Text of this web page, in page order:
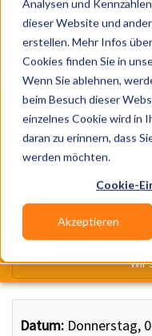
Analysen und
dieser Website und
erstellen. Mehr Infos
Cookies finden Sie in
Wenn Sie ablehnen,
beim Besuch dieser
einzelnes Cookie wird in
daran zu erinnern, dass
werden möchten.
Cookie-
Akzeptieren
Datum: Donnerstag,
Wir